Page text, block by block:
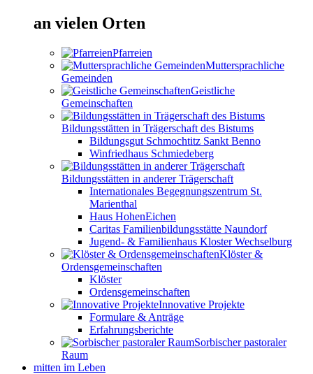
an vielen Orten
Pfarreien
Muttersprachliche
Gemeinden
Geistliche
Gemeinschaften
Bildungsstätten in Trägerschaft des Bistums
Bildungsgut Schmochtitz Sankt Benno
Winfriedhaus Schmiedeberg
Bildungsstätten in anderer Trägerschaft
Internationales Begegnungszentrum St.
Marienthal
Haus HohenEichen
Caritas Familienbildungsstätte Naundorf
Jugend- & Familienhaus Kloster Wechselburg
Klöster &
Ordensgemeinschaften
Klöster
Ordensgemeinschaften
Innovative Projekte
Formulare & Anträge
Erfahrungsberichte
Sorbischer pastoraler
Raum
mitten im Leben